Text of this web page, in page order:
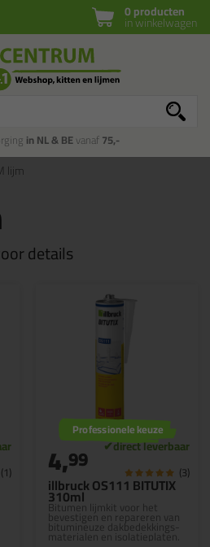
0 producten
in winkelwagen
in NL & BEvanaf75,-
lijm
details
(1)
illbruck OS111 BITUTIX
310ml
Bitumen lijmkit voor het
bevestigen en repareren van
bitumineuze dakbedekkings-
materialen en isolatieplaten.
Professionele keuze
4,99 (3)